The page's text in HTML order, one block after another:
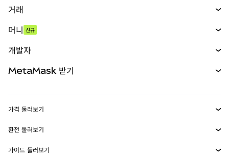
거래
무기한 선물
실물자산
머니 신규
개발자
MetaMask Connect
Snaps
MetaMask 받기
보안
가격 둘러보기
이더리움 가격
솔라나 가격
환전 둘러보기
ETH를 USD로 환전
가이드 둘러보기